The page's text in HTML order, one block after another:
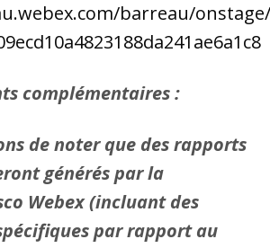
barreau/
complémentaires :
de noter que des rapports
générés par la
Webex (incluant des
par rapport au